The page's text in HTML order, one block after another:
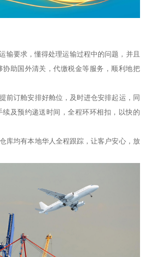
输要求，懂得处理运输过程中的问题，并且
协助国外清关，代缴税金等服务，顺利地把
前订舱安排好舱位，及时进仓安排起运，同
续及预约递送时间，全程环环相扣，以快的
库均有本地华人全程跟踪，让客户安心，放